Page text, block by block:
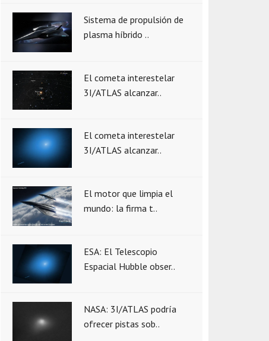
Sistema de propulsión de
plasma híbrido ..
El cometa interestelar
3I/ATLAS alcanzar..
El cometa interestelar
3I/ATLAS alcanzar..
El motor que limpia el
mundo: la firma t..
ESA: El Telescopio
Espacial Hubble obser..
NASA: 3I/ATLAS podría
ofrecer pistas sob..